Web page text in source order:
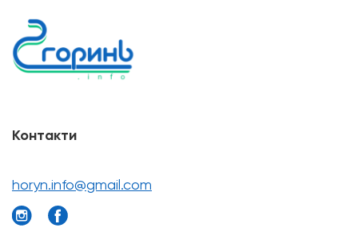
Контакти
horyn.info@gmail.com